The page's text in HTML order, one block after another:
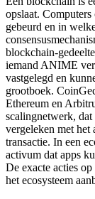
opslaat.
gebeurd en in
blockchain-
iemand ANIME
vastgelegd en
grootboek.
Ethereum en
scalingnetwerk, dat
vergeleken met het
transactie. In een
activum dat apps
De exacte acties
het ecosysteem